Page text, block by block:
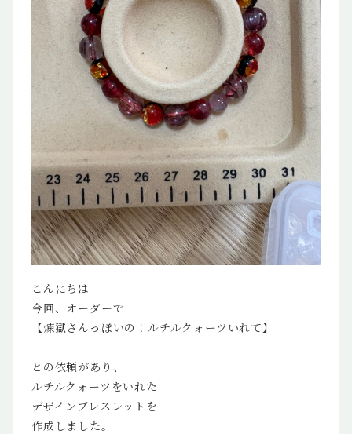
こんにちは
今回、オーダーで
【煉獄さんっぽいの！ルチルクォーツいれて】
との依頼があり、
ルチルクォーツをいれた
デザインブレスレットを
作成しました。